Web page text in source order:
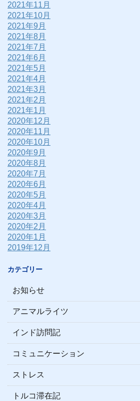
2021年11月
2021年10月
2021年9月
2021年8月
2021年7月
2021年6月
2021年5月
2021年4月
2021年3月
2021年2月
2021年1月
2020年12月
2020年11月
2020年10月
2020年9月
2020年8月
2020年7月
2020年6月
2020年5月
2020年4月
2020年3月
2020年2月
2020年1月
2019年12月
カテゴリー
お知らせ
アニマルライツ
インド訪問記
コミュニケーション
ストレス
トルコ滞在記